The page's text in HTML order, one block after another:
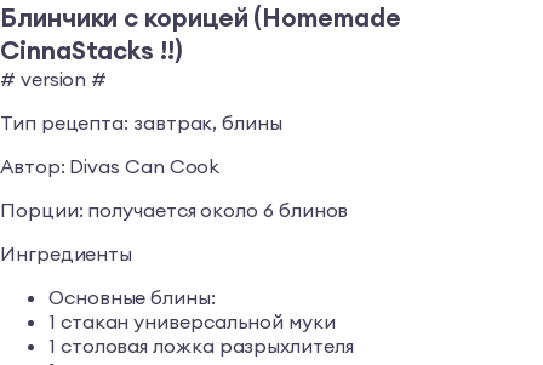
Блинчики с корицей (Homemade
CinnaStacks !!)
# version #
Тип рецепта: завтрак, блины
Автор: Divas Can Cook
Порции: получается около 6 блинов
Ингредиенты
Основные блины:
1 стакан универсальной муки
1 столовая ложка разрыхлителя